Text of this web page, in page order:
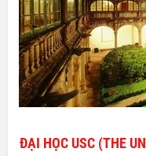
ĐẠI HỌC USC (THE